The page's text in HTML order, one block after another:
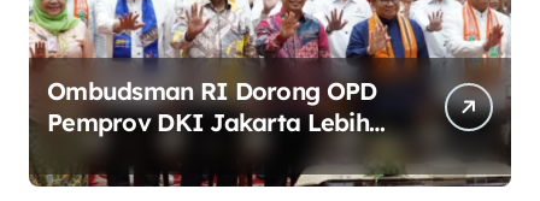
Ombudsman RI Dorong OPD
Pemprov DKI Jakarta Lebih
Responsif Hadapi Keluhan
Publik di Era Digital